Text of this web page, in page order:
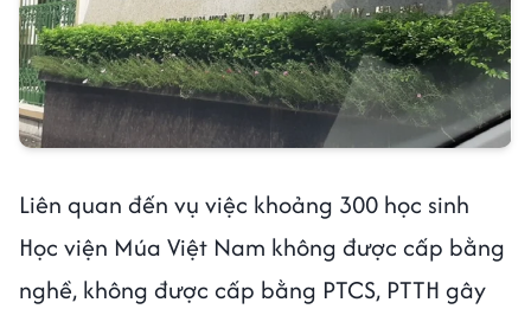
Liên quan đến vụ việc khoảng 300 học sinh
Học viện Múa Việt Nam không được cấp bằng
nghề, không được cấp bằng PTCS, PTTH gây